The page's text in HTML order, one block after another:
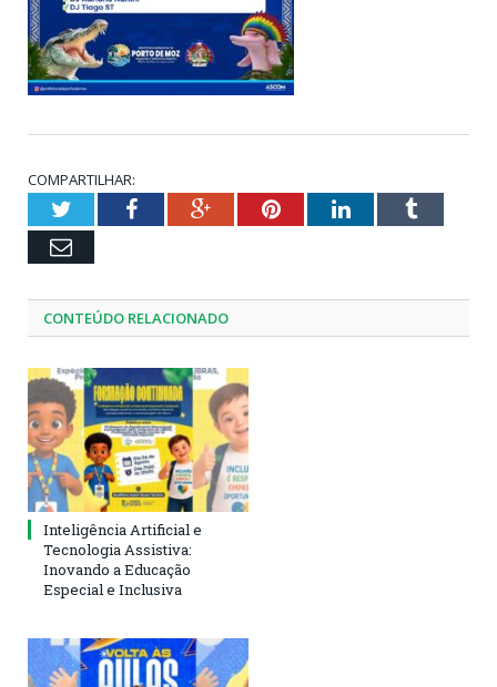
COMPARTILHAR:
TwitterFacebookGoogle+PinterestLinkedInTumblr
Email
CONTEÚDO RELACIONADO
Inteligência Artificial e
Tecnologia Assistiva:
Inovando a Educação
Especial e Inclusiva